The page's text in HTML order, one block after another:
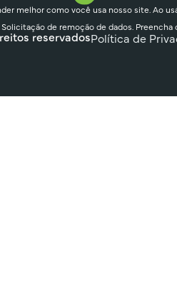
melhor como você usa nosso site. Ao
Solicitação de remoção de dados.
reservadosPolítica de